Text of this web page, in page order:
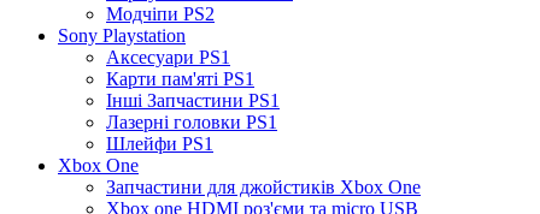
Модчіпи PS2
Sony Playstation
Аксесуари PS1
Карти пам'яті PS1
Інші Запчастини PS1
Лазерні головки PS1
Шлейфи PS1
Xbox One
Запчастини для джойстиків Xbox One
Xbox one HDMI роз'єми та micro USB